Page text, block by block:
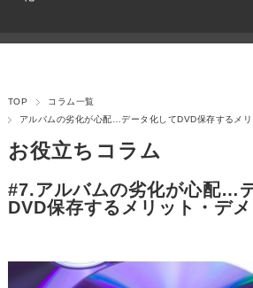
TOP
コラム一覧
アルバムの劣化が心配…データ化してDVD保存するメ
お役立ちコラム
#7.アルバムの劣化が心配…
DVD保存するメリット・デメ